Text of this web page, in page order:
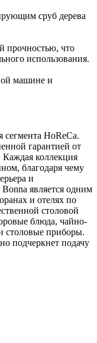
сруб дерева
прочностью, что
использования.
машине и
HoReCa.
гарантией от
Каждая коллекция
благодаря чему
и
является одним
и отелях по
столовой
блюда, чайно-
столовые приборы.
подчеркнет подачу